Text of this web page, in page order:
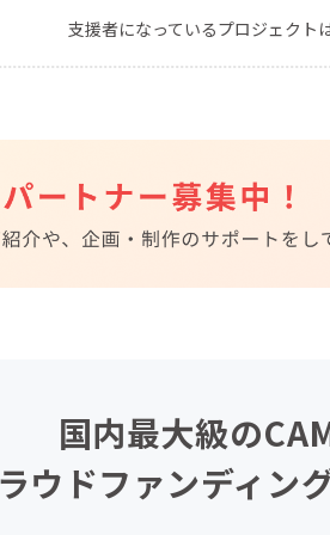
CAMPFIRE for Social Good
CAMPFIREふるさと納税
支援者になっているプロジェクト
国内最大級の
ウドファンディン